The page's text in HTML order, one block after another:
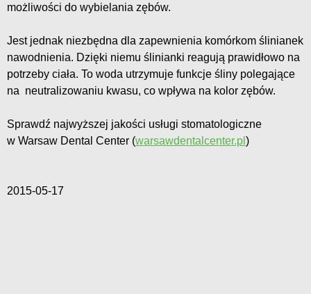
możliwości do wybielania zębów.
Jest jednak niezbędna dla zapewnienia komórkom ślinianek
nawodnienia. Dzięki niemu ślinianki reagują prawidłowo na
potrzeby ciała. To woda utrzymuje funkcje śliny polegające
na neutralizowaniu kwasu, co wpływa na kolor zębów.
Sprawdź najwyższej jakości usługi stomatologiczne
w Warsaw Dental Center (warsawdentalcenter.pl )
2015-05-17